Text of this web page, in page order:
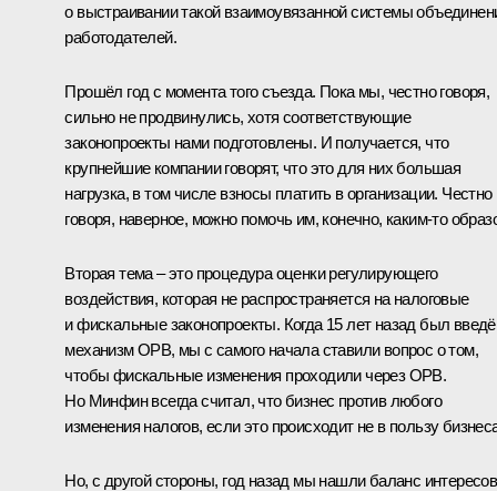
о выстраивании такой взаимоувязанной системы
работодателей.
Прошёл год с момента того съезда. Пока мы, честно говоря,
сильно не продвинулись, хотя соответствующие
законопроекты нами подготовлены. И получается, что
крупнейшие компании говорят, что это для них большая
нагрузка, в том числе взносы платить в организации. Честно
говоря, наверное, можно помочь им, конечно, каким-то
Вторая тема – это процедура оценки регулирующего
воздействия, которая не распространяется на налоговые
и фискальные законопроекты. Когда 15 лет назад был
механизм ОРВ, мы с самого начала ставили вопрос о том,
чтобы фискальные изменения проходили через ОРВ.
Но Минфин всегда считал, что бизнес против любого
изменения налогов, если это происходит не в пользу
Но, с другой стороны, год назад мы нашли баланс